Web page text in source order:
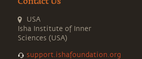
Contact Us
USA
Isha Institute of Inner
Sciences (USA)
support.ishafoundation.org